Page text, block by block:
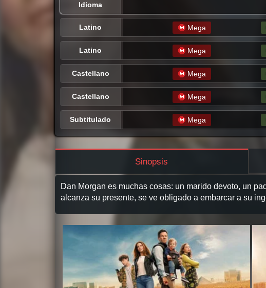
Idioma
Latino Mega
Latino Mega
Castellano Mega
Castellano Mega
Subtitulado Mega
Sinopsis
Dan Morgan es muchas cosas: un marido devoto, un
alcanza su presente, se ve obligado a embarcar a su